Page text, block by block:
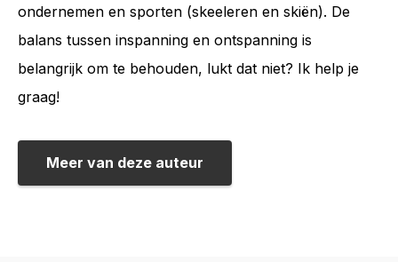
ondernemen en sporten (skeeleren en skiën). De
balans tussen inspanning en ontspanning is
belangrijk om te behouden, lukt dat niet? Ik help je
graag!
Meer van deze auteur